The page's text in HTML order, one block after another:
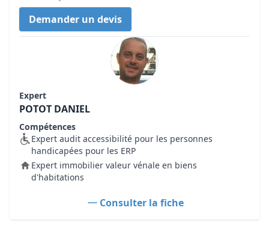
Demander un devis
Expert
POTOT DANIEL
Compétences
Expert audit accessibilité pour les personnes
handicapées pour les ERP
Expert immobilier valeur vénale en biens
d'habitations
Consulter la fiche